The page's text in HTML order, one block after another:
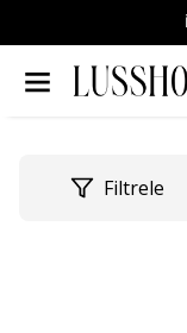
Filtrele